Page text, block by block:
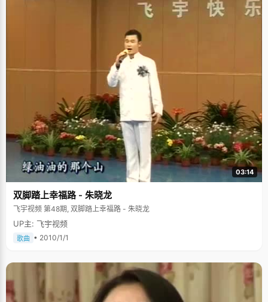
03:14
双脚踏上幸福路 - 朱晓龙
飞宇视频 第48期, 双脚踏上幸福路 - 朱晓龙
UP主: 飞宇视频
歌曲 • 2010/1/1